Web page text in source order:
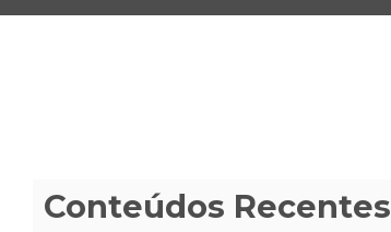
Conteúdos Recentes